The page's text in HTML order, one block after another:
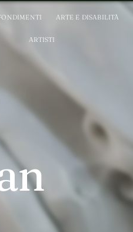
ARTE E DISABILITÀ
ARTISTI